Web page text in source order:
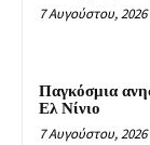
7 Αυγούστου, 2026
Παγκόσμια
Ελ Νίνιο
7 Αυγούστου, 2026